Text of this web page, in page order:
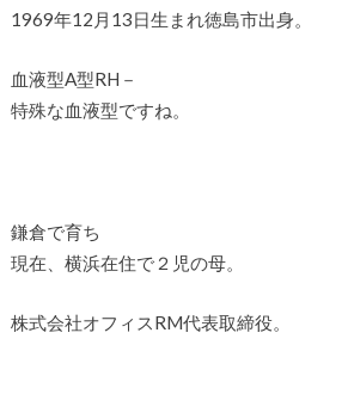
1969年12月13日生まれ徳島市出身。
血液型A型RH－
特殊な血液型ですね。
鎌倉で育ち
現在、横浜在住で２児の母。
株式会社オフィスRM代表取締役。